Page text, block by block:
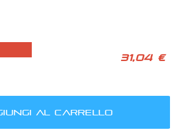
31,04 €
AL CARRELLO